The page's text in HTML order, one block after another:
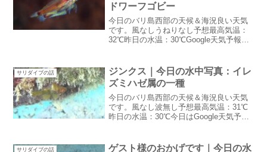
ドワーフゴビー
今日のバリ島西部の天候＆海況良い天気
です。風なしうねりなし予想最高気温：
32℃昨日の水温：30℃Google天気予報で
しているから・・・降るかな：苦笑ダイ
ビング好きのため...
サリダイブの話
ジンクス｜今日の水中写真：イレ
ズミハゼ属の一種
今日のバリ島西部の天候＆海況良い天気
です。風なし波無し予想最高気温：31℃
昨日の水温：30℃今日はGoogle天気予報
ウトDayはいつもこんな感じ：苦笑器材
サリダイブの話
ゲスト様のおかげです｜今日の水